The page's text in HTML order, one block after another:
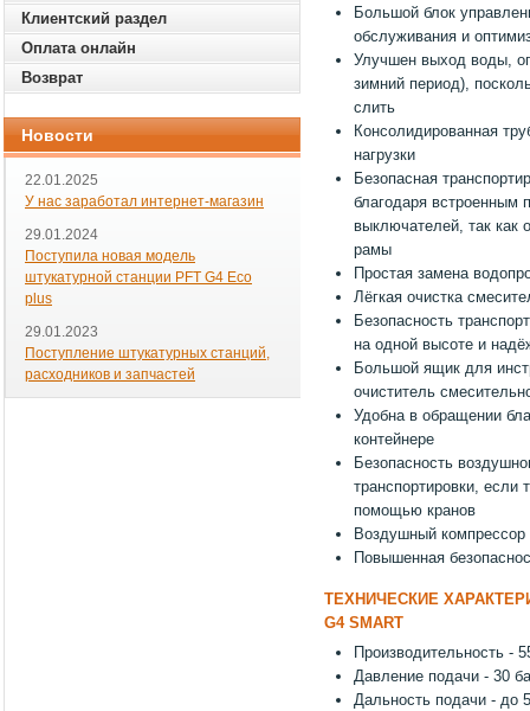
Большой блок
обслуживания и
Улучшен выход воды,
зимний период),
слить
Консолидированная
нагрузки
Безопасная
благодаря встроенным
выключателей, так как
рамы
Простая замена
Лёгкая очистка
Безопасность
на одной высоте и
Большой ящик для
очиститель
Удобна в обращении
контейнере
Безопасность
транспортировки, если
помощью кранов
Воздушный
Повышенная
ТЕХНИЧЕСКИЕ
G4 SMART
Производительность -
Давление подачи - 30
Дальность подачи - до
Клиентский раздел
Оплата онлайн
Возврат
Новости
22.01.2025
У нас заработал интернет-магазин
29.01.2024
Поступила новая модель
штукатурной станции PFT G4 Eco
plus
29.01.2023
Поступление штукатурных станций,
расходников и запчастей